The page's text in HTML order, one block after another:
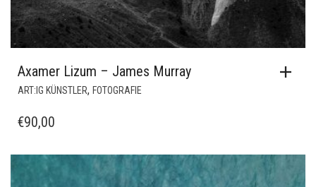
Axamer Lizum – James Murray
ART:IG KÜNSTLER, FOTOGRAFIE
€90,00